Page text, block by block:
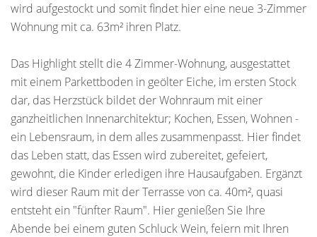
wird aufgestockt und somit findet hier eine neue 3-Zimmer
Wohnung mit ca. 63m² ihren Platz.
Das Highlight stellt die 4 Zimmer-Wohnung, ausgestattet
mit einem Parkettboden in geölter Eiche, im ersten Stock
dar, das Herzstück bildet der Wohnraum mit einer
ganzheitlichen Innenarchitektur; Kochen, Essen, Wohnen -
ein Lebensraum, in dem alles zusammenpasst. Hier findet
das Leben statt, das Essen wird zubereitet, gefeiert,
gewohnt, die Kinder erledigen ihre Hausaufgaben. Ergänzt
wird dieser Raum mit der Terrasse von ca. 40m², quasi
entsteht ein "fünfter Raum". Hier genießen Sie Ihre
Abende bei einem guten Schluck Wein, feiern mit Ihren